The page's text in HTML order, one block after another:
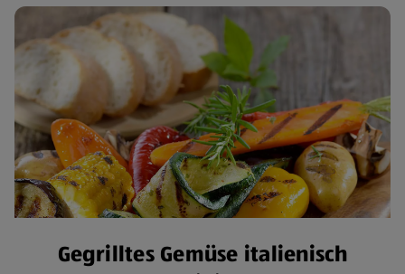
Gegrilltes Gemüse italienisch